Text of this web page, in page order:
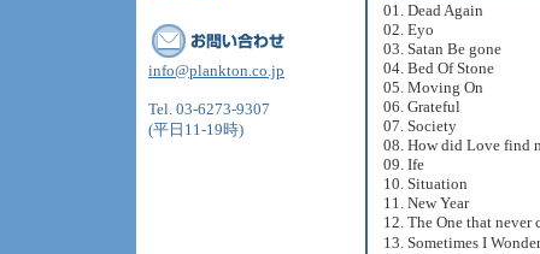
info@plankton.co.jp
Tel. 03-6273-9307
(平日11-19時)
01. Dead Again
02. Eyo
03. Satan Be gone
04. Bed Of Stone
05. Moving On
06. Grateful
07. Society
08. How did Love find
09. Ife
10. Situation
11. New Year
12. The One that never
13. Sometimes I